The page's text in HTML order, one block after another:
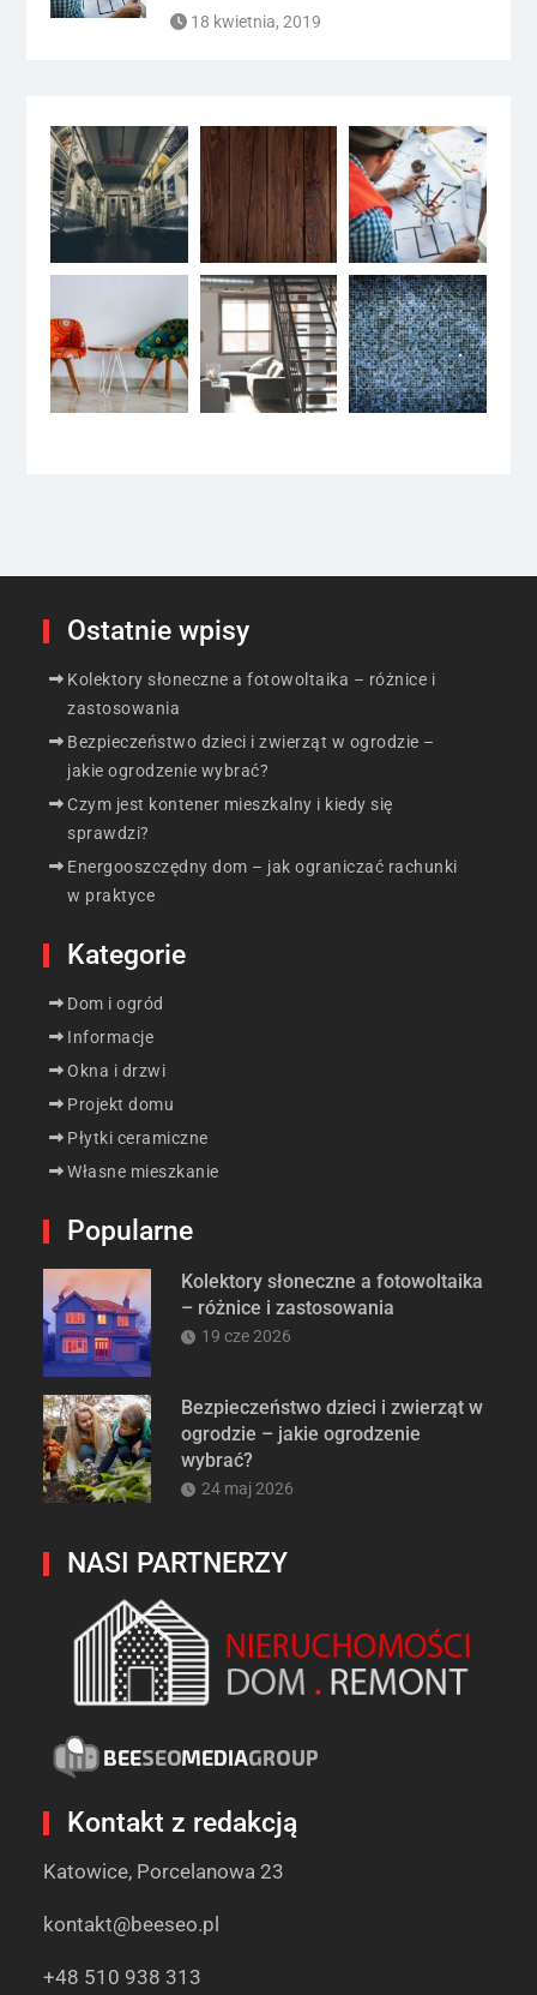
18 kwietnia, 2019
Ostatnie wpisy
Kolektory słoneczne a fotowoltaika – różnice i
zastosowania
Bezpieczeństwo dzieci i zwierząt w ogrodzie –
jakie ogrodzenie wybrać?
Czym jest kontener mieszkalny i kiedy się
sprawdzi?
Energooszczędny dom – jak ograniczać rachunki
w praktyce
Kategorie
Dom i ogród
Informacje
Okna i drzwi
Projekt domu
Płytki ceramiczne
Własne mieszkanie
Popularne
Kolektory słoneczne a fotowoltaika
– różnice i zastosowania
19 cze 2026
Bezpieczeństwo dzieci i zwierząt w
ogrodzie – jakie ogrodzenie
wybrać?
24 maj 2026
NASI PARTNERZY
Kontakt z redakcją
Katowice, Porcelanowa 23
kontakt@beeseo.pl
+48 510 938 313